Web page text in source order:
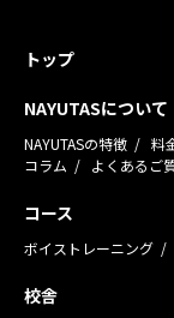
トップ
NAYUTASについて
NAYUTASの特徴 料
コラム
よくあるご
コース
ボイストレーニング
校舎